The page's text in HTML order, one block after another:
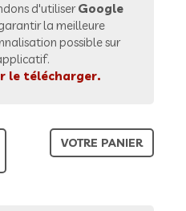
d'utiliserGoogle
la meilleure
possible sur
le télécharger.
VOTRE PANIER